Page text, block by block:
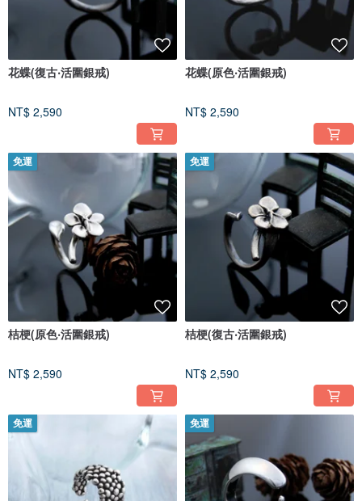
花蝶(復古‧活圍銀戒)
NT$ 2,590
花蝶(原色‧活圍銀戒)
NT$ 2,590
免運
桔梗(原色‧活圍銀戒)
NT$ 2,590
免運
桔梗(復古‧活圍銀戒)
NT$ 2,590
免運 免運